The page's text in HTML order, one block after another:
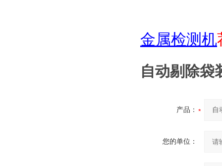
金属检测机
自动剔除袋
产品：
您的单位：